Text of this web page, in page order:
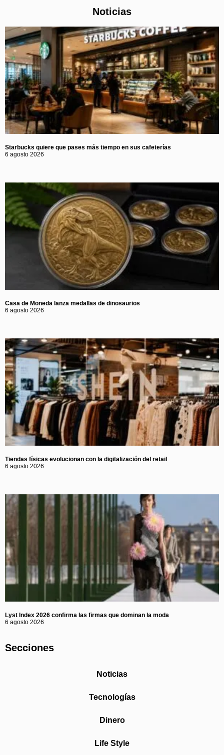
Noticias
Starbucks quiere que pases más tiempo en sus cafeterías
6 agosto 2026
Casa de Moneda lanza medallas de dinosaurios
6 agosto 2026
Tiendas físicas evolucionan con la digitalización del retail
6 agosto 2026
Lyst Index 2026 confirma las firmas que dominan la moda
6 agosto 2026
Secciones
Noticias
Tecnologías
Dinero
Life Style